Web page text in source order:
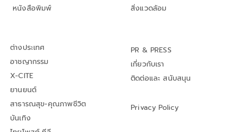
หนังสือพิมพ์
สิ่งแวดล้อม
ต่างประเทศ
อาชญากรรม
X-CITE
ยานยนต์
สาธารณสุข-คุณภาพชีวิต
บันเทิง
PR & PRESS
เกี่ยวกับเรา
ติดต่อและ สนับสนุน
Privacy Policy